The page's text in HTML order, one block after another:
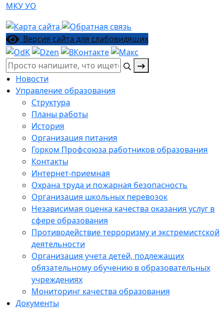
МКУ УО
Версия сайта для слабовидящих
Поиск:
Новости
Управление образования
Структура
Планы работы
История
Организация питания
Горком Профсоюза работников образования
Контакты
Интернет-приемная
Охрана труда и пожарная безопасность
Организация школьных перевозок
Независимая оценка качества оказания услуг в
сфере образования
Противодействие терроризму и экстремистской
деятельности
Организация учета детей, подлежащих
обязательному обучению в образовательных
учреждениях
Мониторинг качества образования
Документы